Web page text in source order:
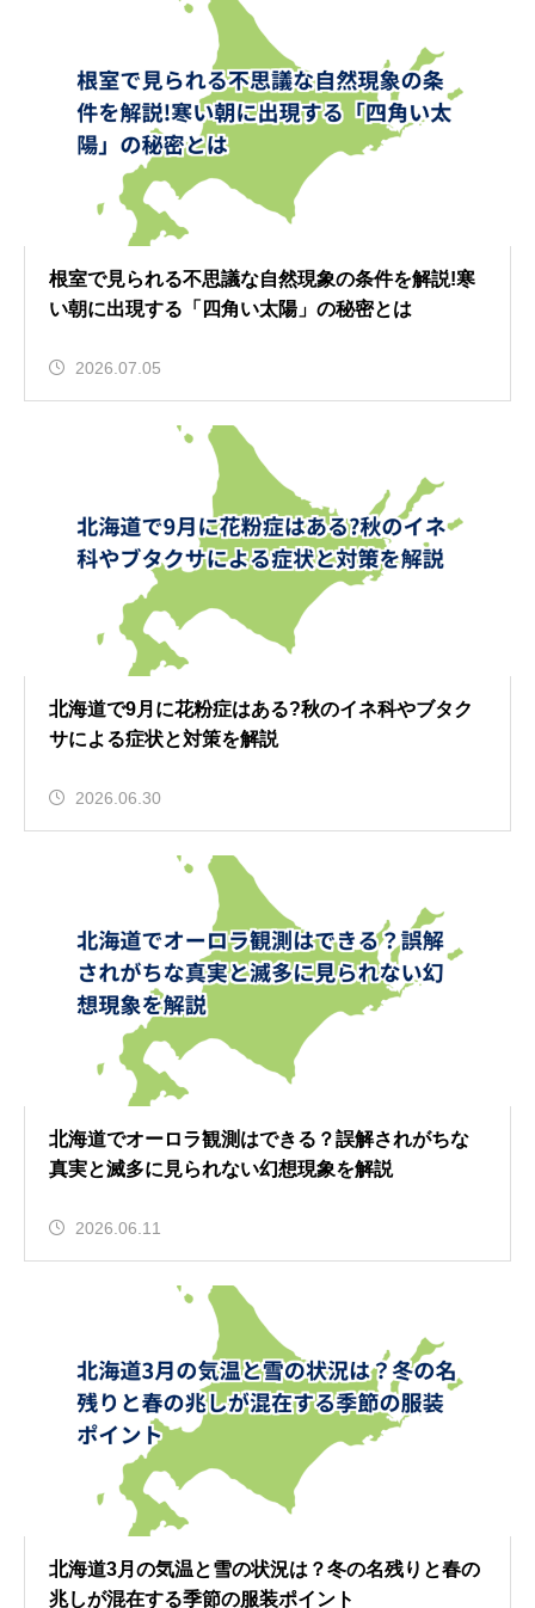
根室で見られる不思議な自然現象の条件を解説!寒
い朝に出現する「四角い太陽」の秘密とは
2026.07.05
北海道で9月に花粉症はある?秋のイネ科やブタク
サによる症状と対策を解説
2026.06.30
北海道でオーロラ観測はできる？誤解されがちな
真実と滅多に見られない幻想現象を解説
2026.06.11
北海道3月の気温と雪の状況は？冬の名残りと春の
兆しが混在する季節の服装ポイント